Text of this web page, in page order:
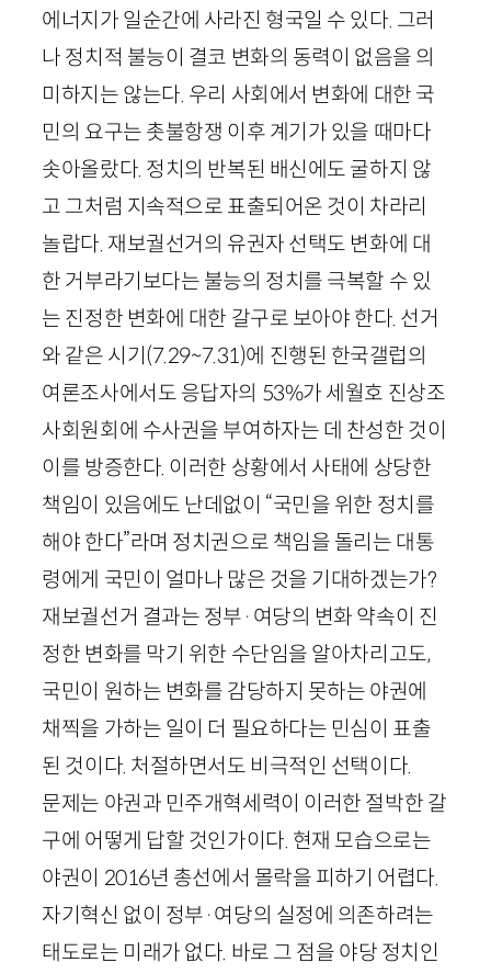
에너지가 일순간에 사라진 형국일 수 있다. 그러
나 정치적 불능이 결코 변화의 동력이 없음을 의
미하지는 않는다. 우리 사회에서 변화에 대한 국
민의 요구는 촛불항쟁 이후 계기가 있을 때마다
솟아올랐다. 정치의 반복된 배신에도 굴하지 않
고 그처럼 지속적으로 표출되어온 것이 차라리
놀랍다. 재보궐선거의 유권자 선택도 변화에 대
한 거부라기보다는 불능의 정치를 극복할 수 있
는 진정한 변화에 대한 갈구로 보아야 한다. 선거
와 같은 시기(7.29~7.31)에 진행된 한국갤럽의
여론조사에서도 응답자의 53%가 세월호 진상조
사회원회에 수사권을 부여하자는 데 찬성한 것이
이를 방증한다. 이러한 상황에서 사태에 상당한
책임이 있음에도 난데없이 “국민을 위한 정치를
해야 한다”라며 정치권으로 책임을 돌리는 대통
령에게 국민이 얼마나 많은 것을 기대하겠는가?
재보궐선거 결과는 정부·여당의 변화 약속이 진
정한 변화를 막기 위한 수단임을 알아차리고도,
국민이 원하는 변화를 감당하지 못하는 야권에
채찍을 가하는 일이 더 필요하다는 민심이 표출
된 것이다. 처절하면서도 비극적인 선택이다.
문제는 야권과 민주개혁세력이 이러한 절박한 갈
구에 어떻게 답할 것인가이다. 현재 모습으로는
야권이 2016년 총선에서 몰락을 피하기 어렵다.
자기혁신 없이 정부·여당의 실정에 의존하려는
태도로는 미래가 없다. 바로 그 점을 야당 정치인